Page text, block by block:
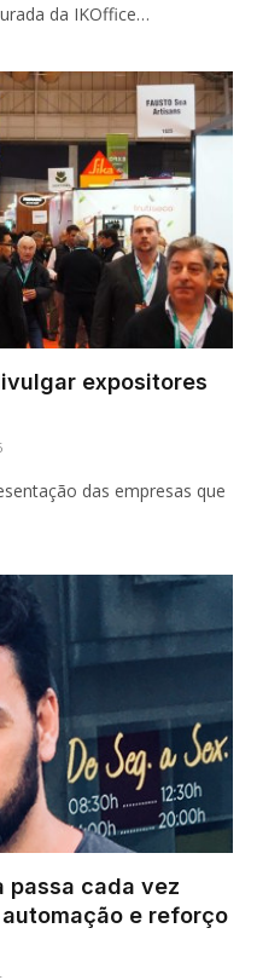
da IKOffice…
expositores
das empresas que
passa cada vez
e reforço